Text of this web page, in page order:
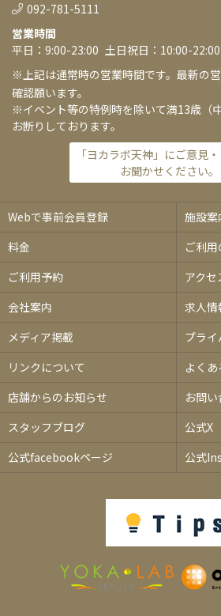
092-781-5111
営業時間
平日：9:00-23:00 土日祝日：10:00-22:00
※上記は通常時の営業時間です。最新の
確認願います。
※イベント等の特例時を除いて満13歳（
お断りしております。
「ヨカラボ天神」にご意見
お聞かせください。
Webで事前会員登録
施設案
料金
ご利
ご利用予約
アクセ
会社案内
求人情
メディア掲載
プラ
リンクについて
よく
店舗からのお知らせ
お問
スタッフブログ
公式X
公式facebookページ
公式